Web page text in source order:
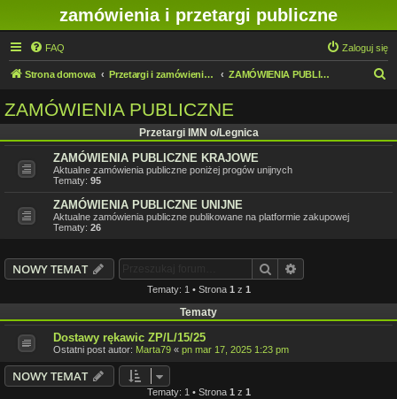
zamówienia i przetargi publiczne
FAQ Zaloguj się
Strona domowa Przetargi i zamówienia publiczne w IMN O/Legnica ZAMÓWIENIA PUBLICZNE
ZAMÓWIENIA PUBLICZNE
Przetargi IMN o/Legnica
ZAMÓWIENIA PUBLICZNE KRAJOWE
Aktualne zamówienia publiczne poniżej progów unijnych
Tematy: 95
ZAMÓWIENIA PUBLICZNE UNIJNE
Aktualne zamówienia publiczne publikowane na platformie zakupowej
Tematy: 26
NOWY TEMAT Szukaj
Tematy: 1 • Strona 1 z 1
Tematy
Dostawy rękawic ZP/L/15/25
Ostatni post autor: Marta79 « pn mar 17, 2025 1:23 pm
NOWY TEMAT
Tematy: 1 • Strona 1 z 1